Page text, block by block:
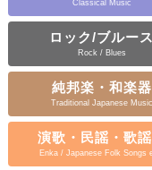
Classical Music
ロック/ブルース
Rock / Blues
純邦楽・和楽器
Traditional Japanese Music
演歌・民謡・歌
Enka / Japanese Folk Songs